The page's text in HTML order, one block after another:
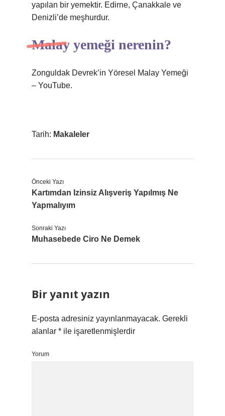
yapılan bir yemektir. Edirne, Çanakkale ve
Denizli’de meşhurdur.
Malay yemeği nerenin?
Zonguldak Devrek’in Yöresel Malay Yemeği
– YouTube.
Tarih: Makaleler
Önceki Yazı
Kartımdan Izinsiz Alışveriş Yapılmış Ne
Yapmalıyım
Sonraki Yazı
Muhasebede Ciro Ne Demek
Bir yanıt yazın
E-posta adresiniz yayınlanmayacak. Gerekli
alanlar * ile işaretlenmişlerdir
Yorum